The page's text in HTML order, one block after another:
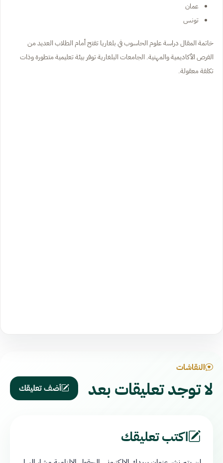
عمان
تونس
خاتمة المقال دراسة علوم الحاسوب في بلغاريا تفتح أمام الطلاب العديد من
الفرص الأكاديمية والمهنية. الجامعات البلغارية توفر بيئة تعليمية متطورة وذات
تكلفة معقولة.
النقاشات
لا توجد تعليقات بعد أضف تعليقك
اكتب تعليقك